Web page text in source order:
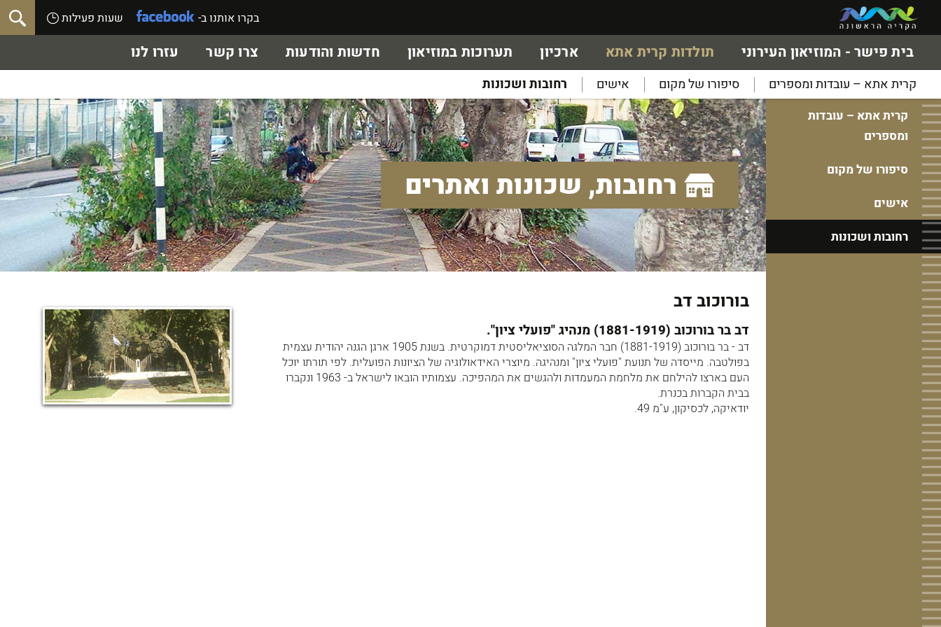
בקרו אותנו ב- שעות פעילות
בית פישר - המוזיאון העירוני תולדות קרית אתא
קרית אתא – עובדות ומספרים סיפורו של מקום אישים רחובות ושכונות
ארכיון תערוכות במוזיאון חדשות והודעות צרו קשר עזרו לנו
קרית אתא – עובדות
ומספרים
סיפורו של מקום
אישים
רחובות ושכונות
רחובות, שכונות ואתרים
בורוכוב דב
דב בר בורוכוב (1881-1919) מנהיג "פועלי ציון".
דב - בר בורוכוב (1881-1919) חבר המלגה הסוציאליסטית דמוקרטית. בשנת 1905 ארגן הגנה יהודית עצמית
בפולטבה. מייסדה של תנועת "פועלי ציון" ומנהיגה. מיוצרי האידאולוגיה של הציונות הפועלית. לפי תורתו יוכל
העם בארצו להילחם את מלחמת המעמדות ולהגשים את המהפיכה. עצמותיו הובאו לישראל ב- 1963 ונקברו
בבית הקברות בכנרת.
יודאיקה, לכסיקון, ע"מ 49.